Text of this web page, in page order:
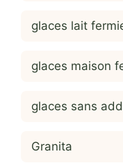
glaces lait
glaces maison
glaces sans
Granita